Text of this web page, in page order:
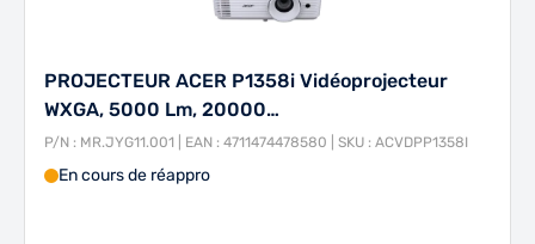
PROJECTEUR ACER P1358i Vidéoprojecteur
WXGA, 5000 Lm, 20000…
P/N : MR.JYG11.001 | EAN : 4711474478580 | SKU : ACVDPP1358I
En cours de réappro